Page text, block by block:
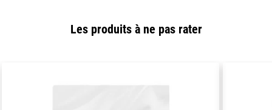
Les produits à ne pas rater